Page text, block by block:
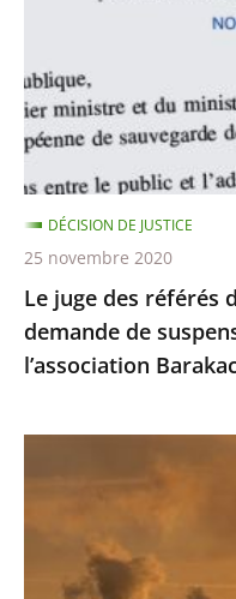
Conseil
d’État
rejette
demande
de
suspension
de
la
dissolution
l’association
Le juge des référés
demande de
l’association
DÉCISION DE JUSTICE
25 novembre 2020
de
effet